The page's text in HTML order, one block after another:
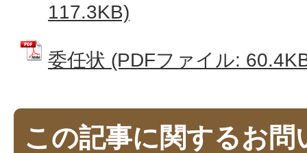
117.3KB)
委任状 (PDFファイル:
この記事に関するお問